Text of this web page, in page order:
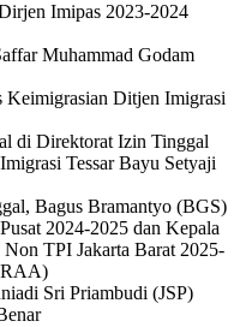
Imipas 2023-2024
Muhammad Godam
Ditjen Imigrasi
di Direktorat Izin Tinggal
Tessar Bayu Setyaji
Bagus Bramantyo (BGS)
2024-2025 dan Kepala
TPI Jakarta Barat 2025-
Sri Priambudi (JSP)